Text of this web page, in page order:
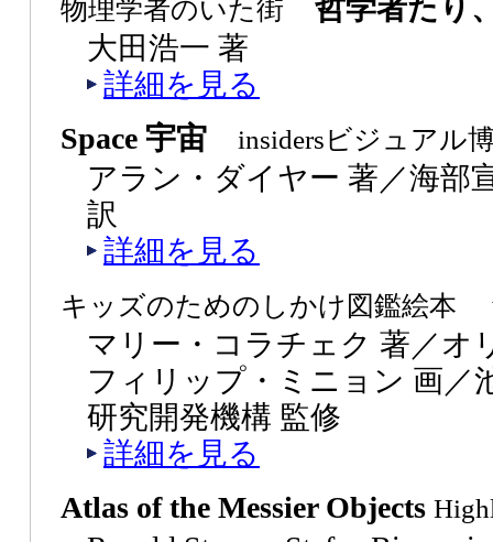
物理学者のいた街
哲学者たり
大田浩一 著
詳細を見る
Space 宇宙
insidersビジュアル
アラン・ダイヤー 著／海部
訳
詳細を見る
キッズのためのしかけ図鑑絵本
マリー・コラチェク 著／オ
フィリップ・ミニョン 画／
研究開発機構 監修
詳細を見る
Atlas of the Messier Objects